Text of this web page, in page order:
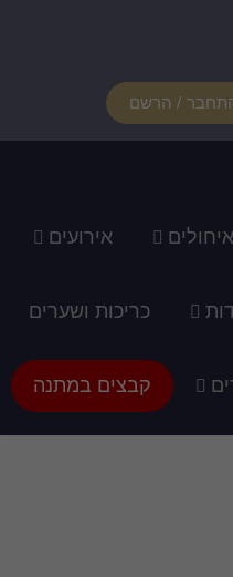
/ הרשם
אירועים
כריכות ושערים
קבצים במתנה